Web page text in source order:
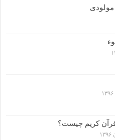
کریم چیست؟